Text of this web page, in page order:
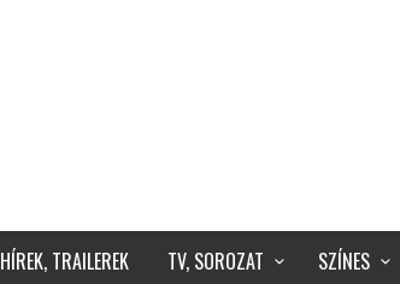
HÍREK, TRAILEREK TV, SOROZAT SZÍNES